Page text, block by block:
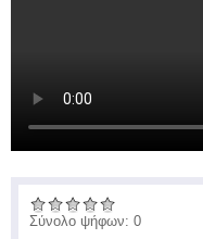
Σύνολο ψήφων: 0